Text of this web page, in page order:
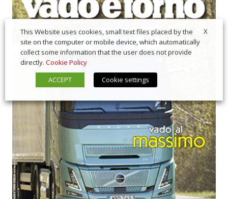
X
This Website uses cookies, small text files placed by the
site on the computer or mobile device, which automatically
collect some information that the user does not provide
directly. Cookie Policy
ACCEPT
Cookie settings